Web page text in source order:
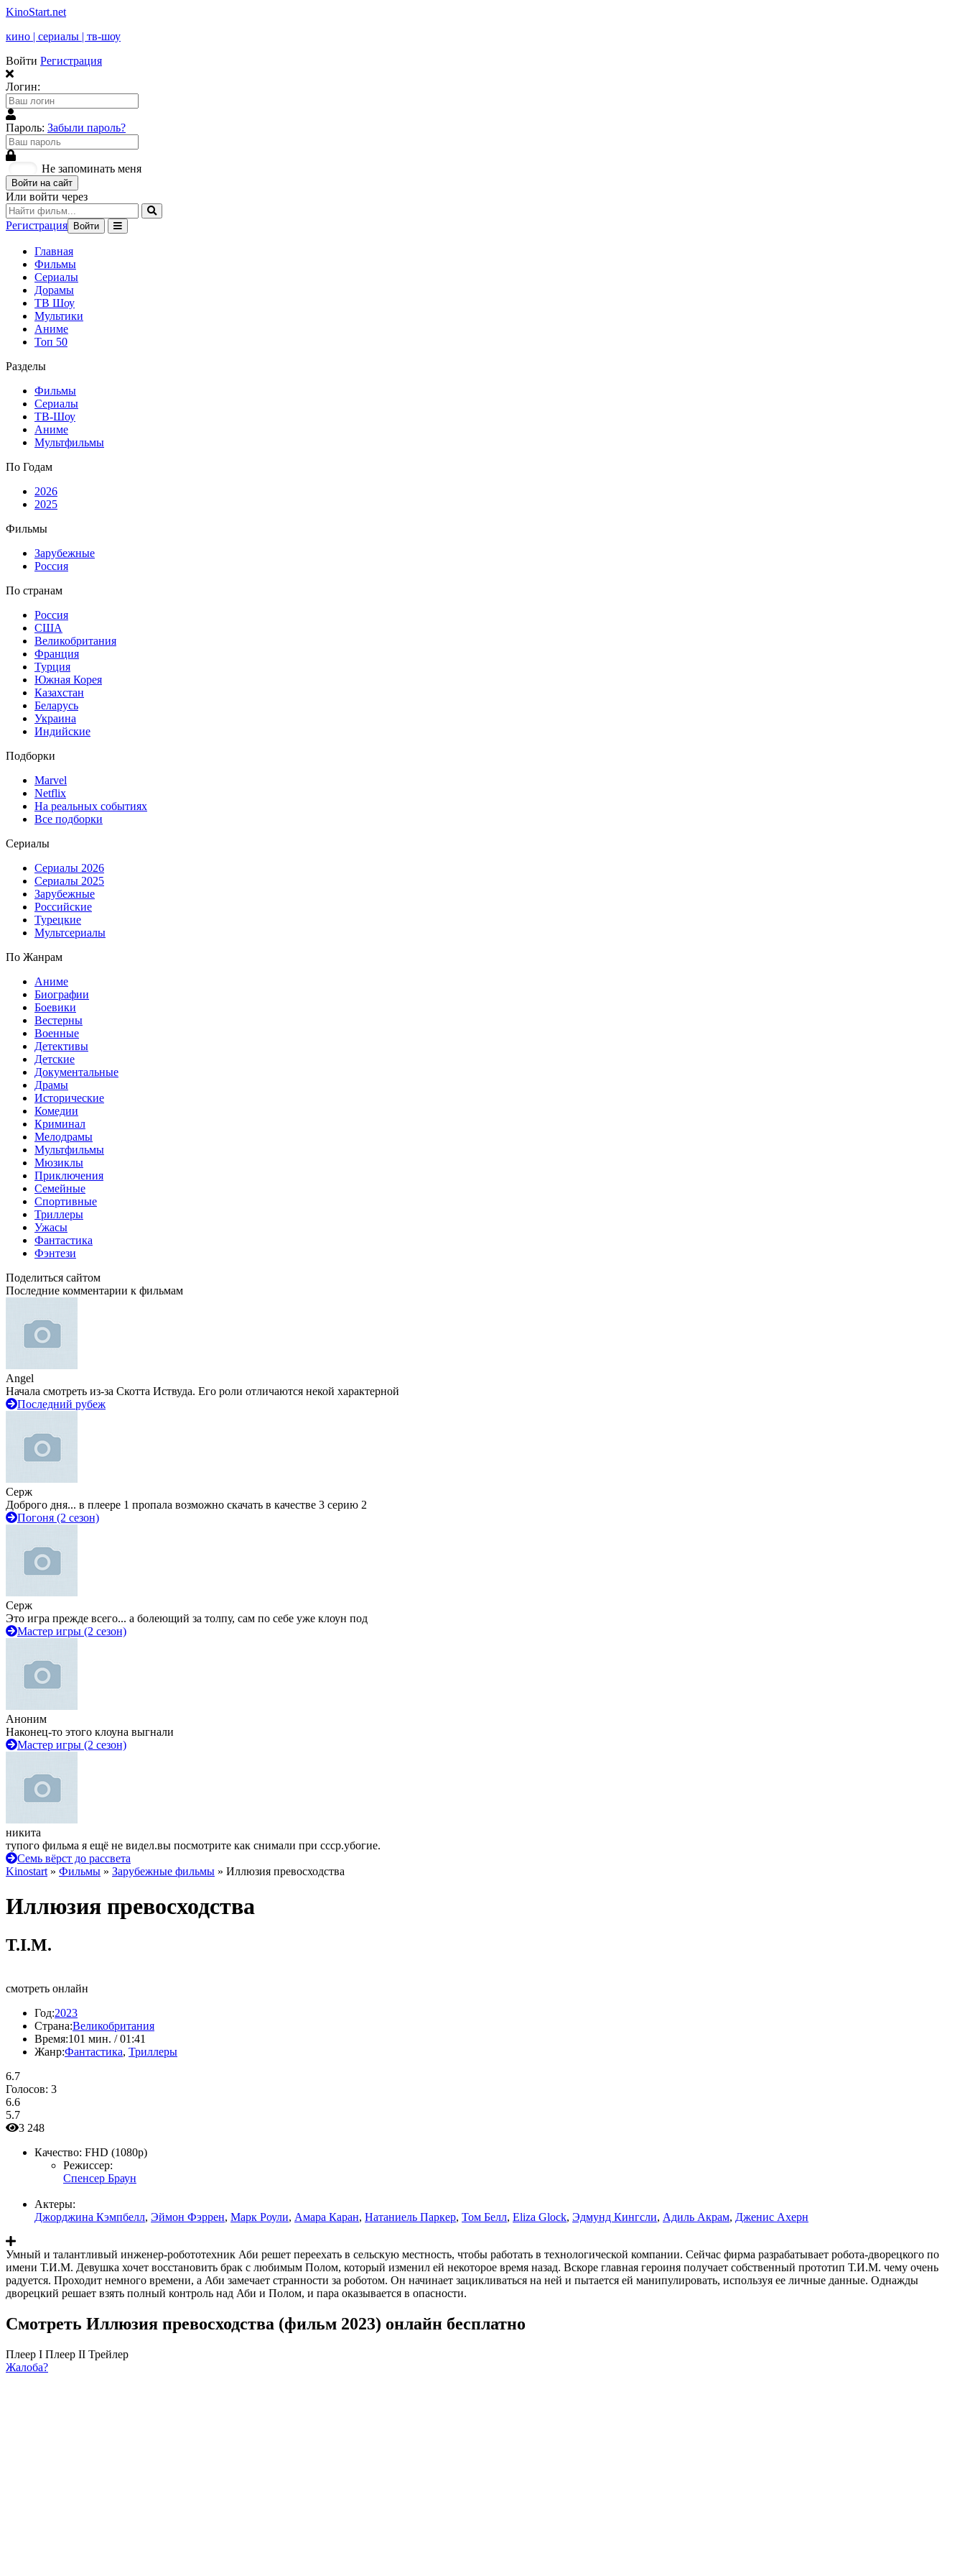
KinoStart.net
кино | сериалы | тв-шоу
Войти Регистрация
Логин:
Пароль: Забыли пароль?
Не запоминать меня
Войти на сайт
Или войти через
Регистрация Войти
Главная
Фильмы
Сериалы
Дорамы
ТВ Шоу
Мультики
Аниме
Топ 50
Разделы
Фильмы
Сериалы
ТВ-Шоу
Аниме
Мультфильмы
По Годам
2026
2025
Фильмы
Зарубежные
Россия
По странам
Россия
США
Великобритания
Франция
Турция
Южная Корея
Казахстан
Беларусь
Украина
Индийские
Подборки
Marvel
Netflix
На реальных событиях
Все подборки
Сериалы
Сериалы 2026
Сериалы 2025
Зарубежные
Российские
Турецкие
Мультсериалы
По Жанрам
Аниме
Биографии
Боевики
Вестерны
Военные
Детективы
Детские
Документальные
Драмы
Исторические
Комедии
Криминал
Мелодрамы
Мультфильмы
Мюзиклы
Приключения
Семейные
Спортивные
Триллеры
Ужасы
Фантастика
Фэнтези
Поделиться сайтом
Последние комментарии к фильмам
Angel
Начала смотреть из-за Скотта Иствуда. Его роли отличаются некой характерной
Последний рубеж
Серж
Доброго дня... в плеере 1 пропала возможно скачать в качестве 3 серию 2
Погоня (2 сезон)
Серж
Это игра прежде всего... а болеющий за толпу, сам по себе уже клоун под
Мастер игры (2 сезон)
Аноним
Наконец-то этого клоуна выгнали
Мастер игры (2 сезон)
никита
тупого фильма я ещё не видел.вы посмотрите как снимали при ссср.убогие.
Семь вёрст до рассвета
Kinostart » Фильмы » Зарубежные фильмы » Иллюзия превосходства
Иллюзия превосходства
T.I.M.
смотреть онлайн
Год:2023
Страна:Великобритания
Время:101 мин. / 01:41
Жанр:Фантастика, Триллеры
6.7
Голосов: 3
6.6
5.7
3 248
Качество: FHD (1080p)
Режиссер:
Спенсер Браун
Актеры:
Джорджина Кэмпбелл, Эймон Фэррен, Марк Роули, Амара Каран, Натаниель Паркер, Том Белл, Eliza Glock, Эдмунд Кингсли, Адиль Акрам, Дженис Ахерн
Умный и талантливый инженер-робототехник Аби решет переехать в сельскую местность, чтобы работать в технологической компании. Сейчас фирма разрабатывает робота-дворецкого по
имени Т.И.М. Девушка хочет восстановить брак с любимым Полом, который изменил ей некоторое время назад. Вскоре главная героиня получает собственный прототип Т.И.М. чему очень
радуется. Проходит немного времени, а Аби замечает странности за роботом. Он начинает зацикливаться на ней и пытается ей манипулировать, используя ее личные данные. Однажды
дворецкий решает взять полный контроль над Аби и Полом, и пара оказывается в опасности.
Смотреть Иллюзия превосходства (фильм 2023) онлайн бесплатно
Плеер I Плеер II Трейлер
Жалоба?